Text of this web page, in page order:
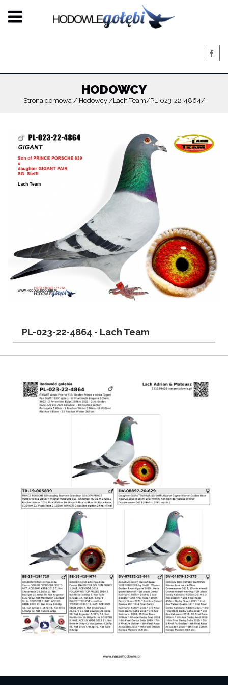
HODOWCY
Strona domowa Hodowcy Lach Team PL-023-22-4864
PL-023-22-4864 - Lach Team